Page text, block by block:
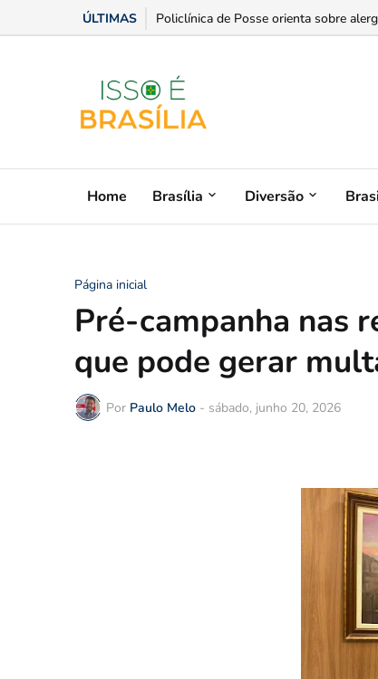
ÚLTIMAS Senior anuncia o primeiro ERP da
Home Brasília Diversão
Página inicial
Pré-campanha nas
que pode gerar
Por Paulo Melo - sábado, junho 20, 2026